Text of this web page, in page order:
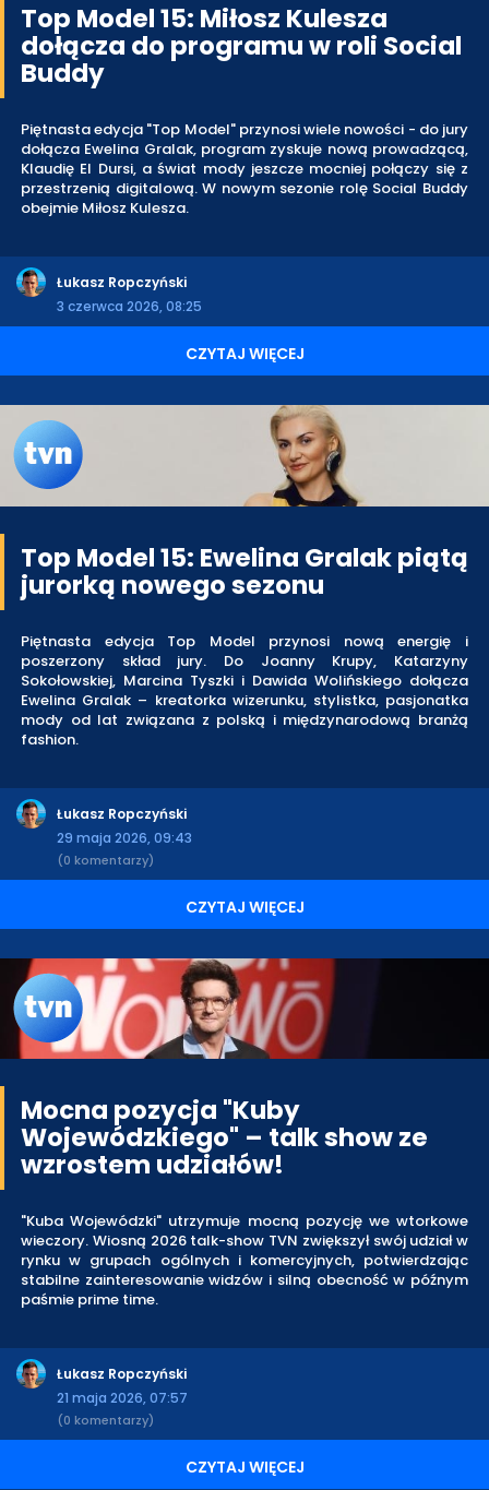
Top Model 15: Miłosz Kulesza
dołącza do programu w roli Social
Buddy
Piętnasta edycja "Top Model" przynosi wiele nowości - do jury
dołącza Ewelina Gralak, program zyskuje nową prowadzącą,
Klaudię El Dursi, a świat mody jeszcze mocniej połączy się z
przestrzenią digitalową. W nowym sezonie rolę Social Buddy
obejmie Miłosz Kulesza.
Łukasz Ropczyński
3 czerwca 2026, 08:25
CZYTAJ WIĘCEJ
Top Model 15: Ewelina Gralak piątą
jurorką nowego sezonu
Piętnasta edycja Top Model przynosi nową energię i
poszerzony skład jury. Do Joanny Krupy, Katarzyny
Sokołowskiej, Marcina Tyszki i Dawida Wolińskiego dołącza
Ewelina Gralak – kreatorka wizerunku, stylistka, pasjonatka
mody od lat związana z polską i międzynarodową branżą
fashion.
Łukasz Ropczyński
29 maja 2026, 09:43
(0 komentarzy)
CZYTAJ WIĘCEJ
Mocna pozycja "Kuby
Wojewódzkiego" – talk show ze
wzrostem udziałów!
"Kuba Wojewódzki" utrzymuje mocną pozycję we wtorkowe
wieczory. Wiosną 2026 talk-show TVN zwiększył swój udział w
rynku w grupach ogólnych i komercyjnych, potwierdzając
stabilne zainteresowanie widzów i silną obecność w późnym
paśmie prime time.
Łukasz Ropczyński
21 maja 2026, 07:57
(0 komentarzy)
CZYTAJ WIĘCEJ